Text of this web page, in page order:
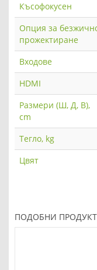
Късофокусен
Опция за
прожектиране
Входове
HDMI
Размери (Ш, Д, В),
cm
Тегло, kg
Цвят
ПОДОБНИ